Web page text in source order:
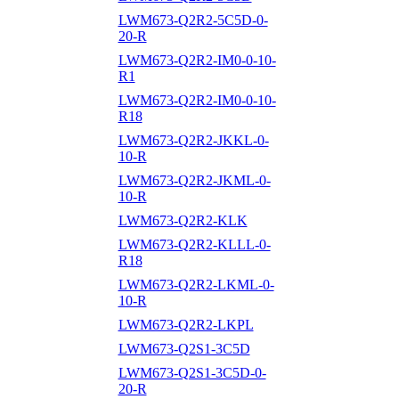
LWM673-Q2R2-5C5D-0-
20-R
LWM673-Q2R2-IM0-0-10-
R1
LWM673-Q2R2-IM0-0-10-
R18
LWM673-Q2R2-JKKL-0-
10-R
LWM673-Q2R2-JKML-0-
10-R
LWM673-Q2R2-KLK
LWM673-Q2R2-KLLL-0-
R18
LWM673-Q2R2-LKML-0-
10-R
LWM673-Q2R2-LKPL
LWM673-Q2S1-3C5D
LWM673-Q2S1-3C5D-0-
20-R